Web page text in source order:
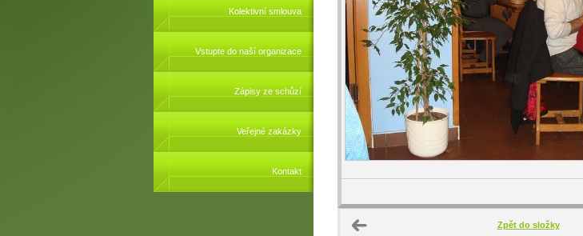
Kolektivní smlouva
Vstupte do naší organizace
Zápisy ze schůzí
Veřejné zakázky
Kontakt
Zpět do složky